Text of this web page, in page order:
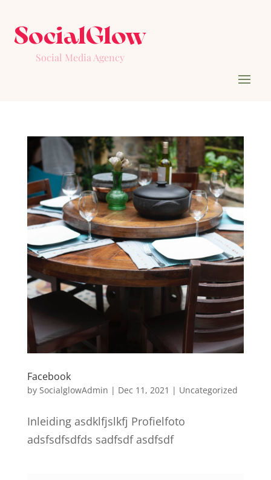
SocialGlow
Social Media Agency
Facebook
by SocialglowAdmin | Dec 11, 2021 | Uncategorized
Inleiding asdklfjslkfj Profielfoto
adsfsdfsdfds sadfsdf asdfsdf